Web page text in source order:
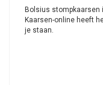
Bolsius stompkaarsen
Kaarsen-online heeft
je staan.